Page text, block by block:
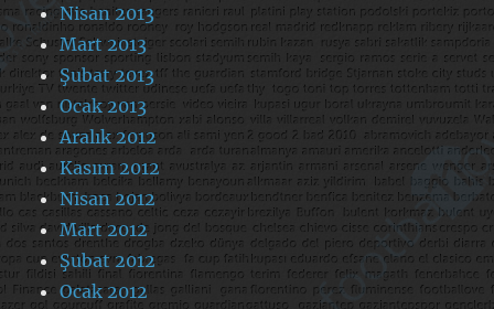
Nisan 2013
Mart 2013
Şubat 2013
Ocak 2013
Aralık 2012
Kasım 2012
Nisan 2012
Mart 2012
Şubat 2012
Ocak 2012